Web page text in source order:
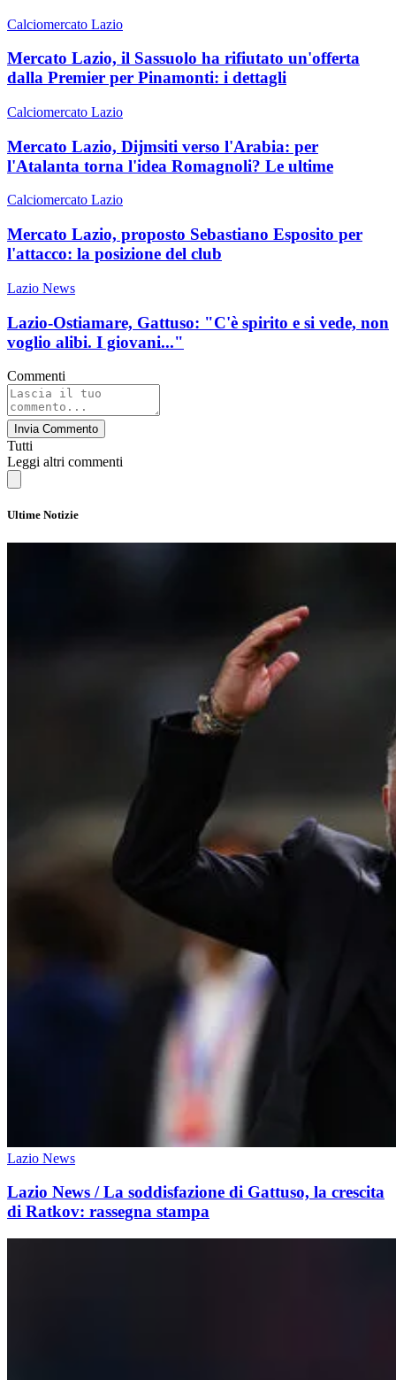
Calciomercato Lazio
Mercato Lazio, il Sassuolo ha rifiutato un'offerta
dalla Premier per Pinamonti: i dettagli
Calciomercato Lazio
Mercato Lazio, Dijmsiti verso l'Arabia: per
l'Atalanta torna l'idea Romagnoli? Le ultime
Calciomercato Lazio
Mercato Lazio, proposto Sebastiano Esposito per
l'attacco: la posizione del club
Lazio News
Lazio-Ostiamare, Gattuso: "C'è spirito e si vede, non
voglio alibi. I giovani..."
Commenti
Invia Commento
Tutti
Leggi altri commenti
Ultime Notizie
Lazio News
Lazio News / La soddisfazione di Gattuso, la crescita
di Ratkov: rassegna stampa